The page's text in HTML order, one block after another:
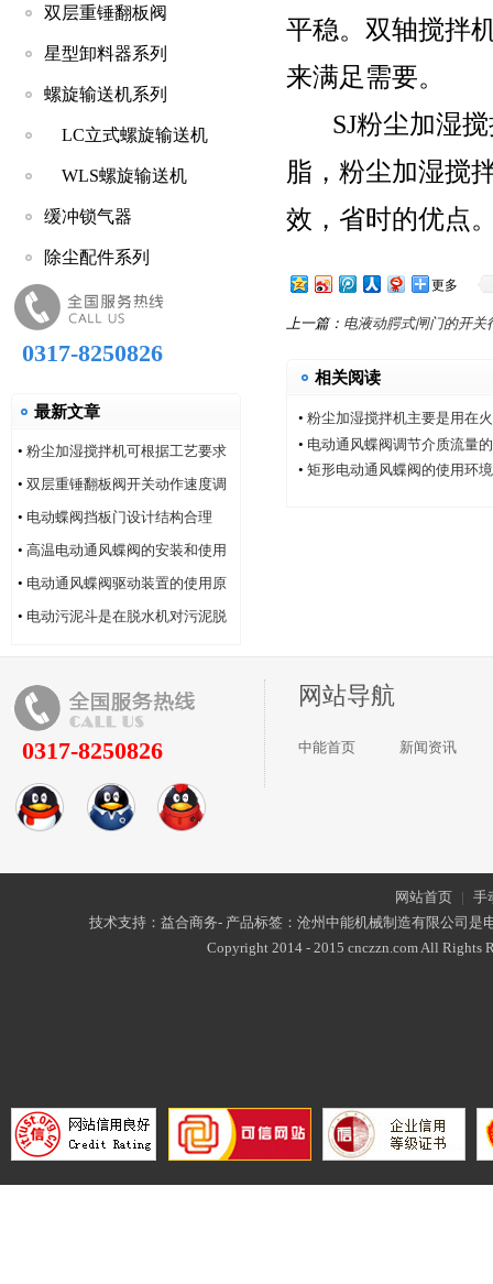
双层重锤翻板阀
星型卸料器系列
螺旋输送机系列
LC立式螺旋输送机
WLS螺旋输送机
缓冲锁气器
除尘配件系列
0317-8250826
最新文章
• 粉尘加湿搅拌机可根据工艺要求
选用
• 双层重锤翻板阀开关动作速度调
整
• 电动蝶阀挡板门设计结构合理
• 高温电动通风蝶阀的安装和使用
方法
• 电动通风蝶阀驱动装置的使用原
理特点
• 电动污泥斗是在脱水机对污泥脱
平稳。双轴搅拌
来满足需要。
SJ粉尘加湿搅
脂，粉尘加湿搅
效，省时的优点
更多
上一篇： 电液动腭式闸门的开关
相关阅读
• 粉尘加湿搅拌机主要是用在
• 电动通风蝶阀调节介质流量
• 矩形电动通风蝶阀的使用环境
0317-8250826
网站导航
中能首页 新闻资讯
网站首页 | 手
技术支持：益合商务- 产品标签：沧州中能机械制造有限公司是
Copyright 2014 - 2015 cnczzn.com All Rights